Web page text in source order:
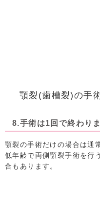
顎裂(歯槽裂)の手
8.手術は1回で終わり
顎裂の手術だけの場合は通
低年齢で両側顎裂手術を行
合もあります。